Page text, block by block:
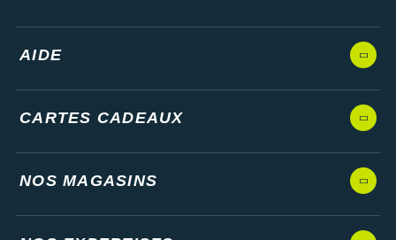
AIDE
CARTES CADEAUX
NOS MAGASINS